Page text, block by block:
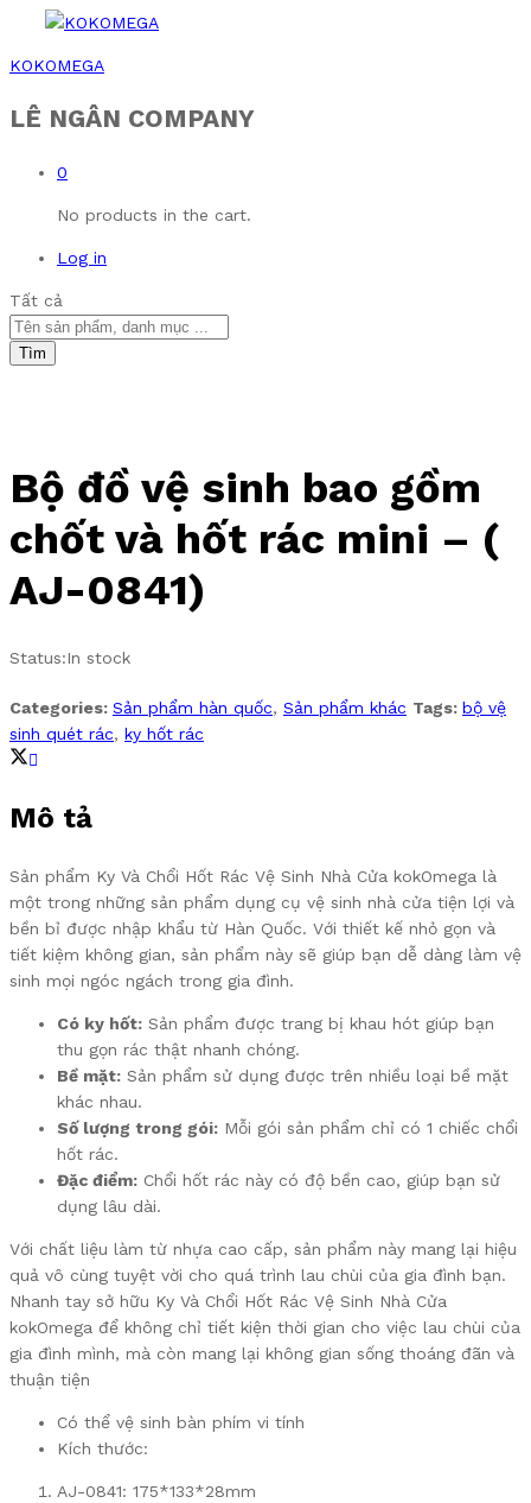
KOKOMEGA
LÊ NGÂN COMPANY
0
No products in the cart.
Log in
Tất cả
Tìm
Bộ đồ vệ sinh bao gồm
chốt và hốt rác mini – (
AJ-0841)
Status:In stock
Categories: Sản phẩm hàn quốc, Sản phẩm khác Tags: bộ vệ
sinh quét rác, ky hốt rác
Mô tả
Sản phẩm Ky Và Chổi Hốt Rác Vệ Sinh Nhà Cửa kokOmega là
một trong những sản phẩm dụng cụ vệ sinh nhà cửa tiện lợi và
bền bỉ được nhập khẩu từ Hàn Quốc. Với thiết kế nhỏ gọn và
tiết kiệm không gian, sản phẩm này sẽ giúp bạn dễ dàng làm vệ
sinh mọi ngóc ngách trong gia đình.
Có ky hốt: Sản phẩm được trang bị khau hót giúp bạn
thu gọn rác thật nhanh chóng.
Bề mặt: Sản phẩm sử dụng được trên nhiều loại bề mặt
khác nhau.
Số lượng trong gói: Mỗi gói sản phẩm chỉ có 1 chiếc chổi
hốt rác.
Đặc điểm: Chổi hốt rác này có độ bền cao, giúp bạn sử
dụng lâu dài.
Với chất liệu làm từ nhựa cao cấp, sản phẩm này mang lại hiệu
quả vô cùng tuyệt vời cho quá trình lau chùi của gia đình bạn.
Nhanh tay sở hữu Ky Và Chổi Hốt Rác Vệ Sinh Nhà Cửa
kokOmega để không chỉ tiết kiện thời gian cho việc lau chùi của
gia đình mình, mà còn mang lại không gian sống thoáng đãn và
thuận tiện
Có thể vệ sinh bàn phím vi tính
Kích thước:
AJ-0841: 175*133*28mm